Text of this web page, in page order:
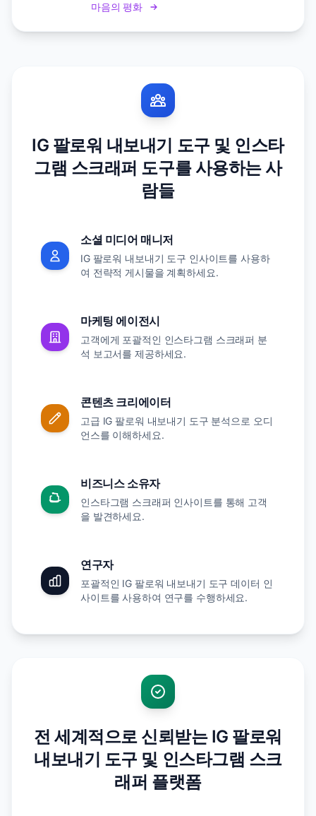
마음의 평화
IG 팔로워 내보내기 도구 및 인스타
그램 스크래퍼 도구를 사용하는 사
람들
소셜 미디어 매니저
IG 팔로워 내보내기 도구 인사이트를 사용하
여 전략적 게시물을 계획하세요.
마케팅 에이전시
고객에게 포괄적인 인스타그램 스크래퍼 분
석 보고서를 제공하세요.
콘텐츠 크리에이터
고급 IG 팔로워 내보내기 도구 분석으로 오디
언스를 이해하세요.
비즈니스 소유자
인스타그램 스크래퍼 인사이트를 통해 고객
을 발견하세요.
연구자
포괄적인 IG 팔로워 내보내기 도구 데이터 인
사이트를 사용하여 연구를 수행하세요.
전 세계적으로 신뢰받는 IG 팔로워
내보내기 도구 및 인스타그램 스크
래퍼 플랫폼